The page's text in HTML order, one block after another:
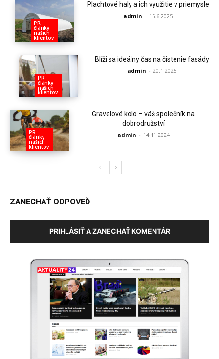
PR
články
našich
klientov
Plachtové haly a ich využitie v priemysle
admin - 16.6.2025
PR
články
našich
klientov
Blíži sa ideálny čas na čistenie fasády
admin - 20.1.2025
PR
články
našich
klientov
Gravelové kolo – váš společník na
dobrodružství
admin - 14.11.2024
ZANECHAŤ ODPOVEĎ
PRIHLÁSIŤ A ZANECHAŤ KOMENTÁR